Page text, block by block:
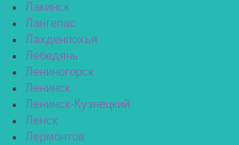
Лакинск
Лангепас
Лахденпохья
Лебедянь
Лениногорск
Ленинск
Ленинск-Кузнецкий
Ленск
Лермонтов